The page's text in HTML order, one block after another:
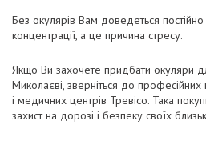
Без окулярів Вам доведеться постійно
концентрації, а це причина стресу.
Якщо Ви захочете придбати окуляри
Миколаєві, зверніться до професійних
і медичних центрів Тревісо. Така
захист на дорозі і безпеку своїх